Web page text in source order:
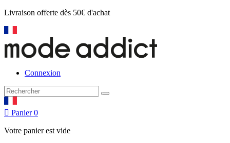
Livraison offerte dès 50€ d'achat
Connexion
 Panier 0
Votre panier est vide